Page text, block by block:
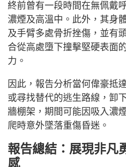
終前曾有一段時間在無佩戴
濃煙及高溫中。此外，其身
及手臂多處骨折挫傷，並有
合從高處墮下撞擊堅硬表面
力。
因此，報告分析當何偉豪抵
或尋找替代的逃生路線，卸
牆棚架，期間可能因吸入濃
爬時意外墜落重傷昏迷。
報告總結：展現非凡
感